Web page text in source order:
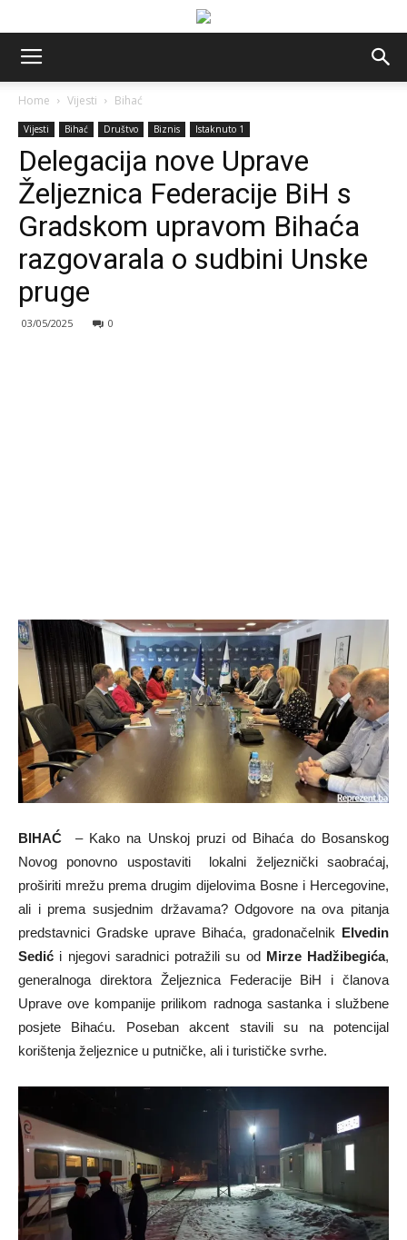
Home Vijesti Bihać
Vijesti Bihać Društvo Biznis Istaknuto 1
Delegacija nove Uprave
Željeznica Federacije BiH s
Gradskom upravom Bihaća
razgovarala o sudbini Unske
pruge
03/05/2025 0
BIHAĆ
– Kako na Unskoj pruzi od Bihaća do Bosanskog
Novog ponovno uspostaviti lokalni željeznički saobraćaj,
proširiti mrežu prema drugim dijelovima Bosne i Hercegovine,
ali i prema susjednim državama? Odgovore na ova pitanja
predstavnici Gradske uprave Bihaća, gradonačelnik Elvedin
Sedić i njegovi saradnici potražili su od Mirze Hadžibegića,
generalnoga direktora Željeznica Federacije BiH i članova
Uprave ove kompanije prilikom radnoga sastanka i službene
posjete Bihaću. Poseban akcent stavili su na potencijal
korištenja željeznice u putničke, ali i turističke svrhe.